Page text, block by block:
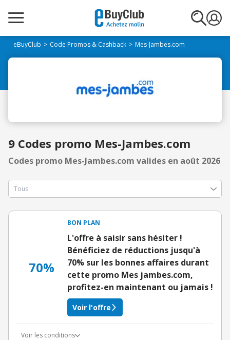
eBuyClub Code Promos & Cashback Mes-Jambes.com
9 Codes promo Mes-Jambes.com
Codes promo Mes-Jambes.com valides en août 2026
70%
BON PLAN
L'offre à saisir sans hésiter !
Bénéficiez de réductions jusqu'à
70% sur les bonnes affaires durant
cette promo Mes jambes.com,
profitez-en maintenant ou jamais !
Voir l'offre
Voir les conditions